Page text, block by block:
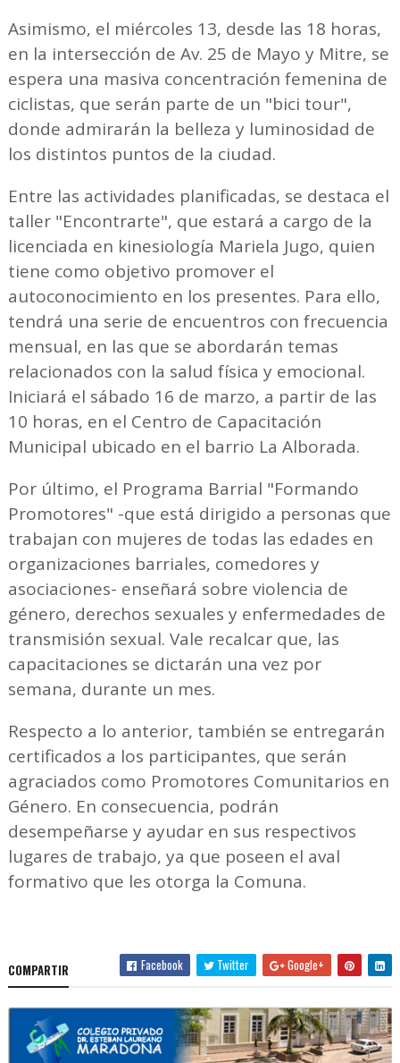
Asimismo, el miércoles 13, desde las 18 horas,
en la intersección de Av. 25 de Mayo y Mitre, se
espera una masiva concentración femenina de
ciclistas, que serán parte de un "bici tour",
donde admirarán la belleza y luminosidad de
los distintos puntos de la ciudad.
Entre las actividades planificadas, se destaca el
taller "Encontrarte", que estará a cargo de la
licenciada en kinesiología Mariela Jugo, quien
tiene como objetivo promover el
autoconocimiento en los presentes. Para ello,
tendrá una serie de encuentros con frecuencia
mensual, en las que se abordarán temas
relacionados con la salud física y emocional.
Iniciará el sábado 16 de marzo, a partir de las
10 horas, en el Centro de Capacitación
Municipal ubicado en el barrio La Alborada.
Por último, el Programa Barrial "Formando
Promotores" -que está dirigido a personas que
trabajan con mujeres de todas las edades en
organizaciones barriales, comedores y
asociaciones- enseñará sobre violencia de
género, derechos sexuales y enfermedades de
transmisión sexual. Vale recalcar que, las
capacitaciones se dictarán una vez por
semana, durante un mes.
Respecto a lo anterior, también se entregarán
certificados a los participantes, que serán
agraciados como Promotores Comunitarios en
Género. En consecuencia, podrán
desempeñarse y ayudar en sus respectivos
lugares de trabajo, ya que poseen el aval
formativo que les otorga la Comuna.
COMPARTIR Facebook Twitter Google+